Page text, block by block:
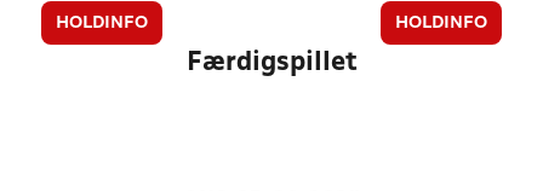
HOLDINFO HOLDINFO
Færdigspillet